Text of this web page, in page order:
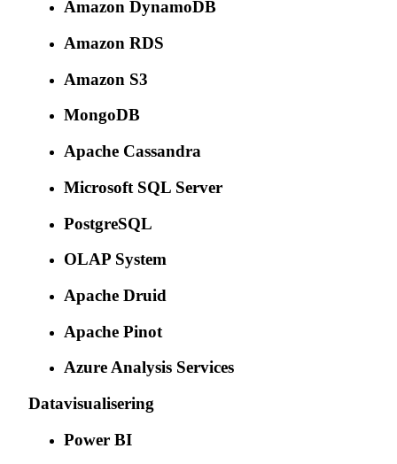
Amazon DynamoDB
Amazon RDS
Amazon S3
MongoDB
Apache Cassandra
Microsoft SQL Server
PostgreSQL
OLAP System
Apache Druid
Apache Pinot
Azure Analysis Services
Datavisualisering
Power BI